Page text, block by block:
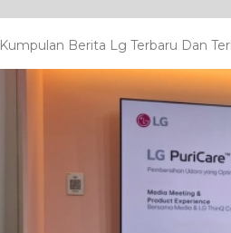
Kumpulan Berita Lg Terbaru Dan